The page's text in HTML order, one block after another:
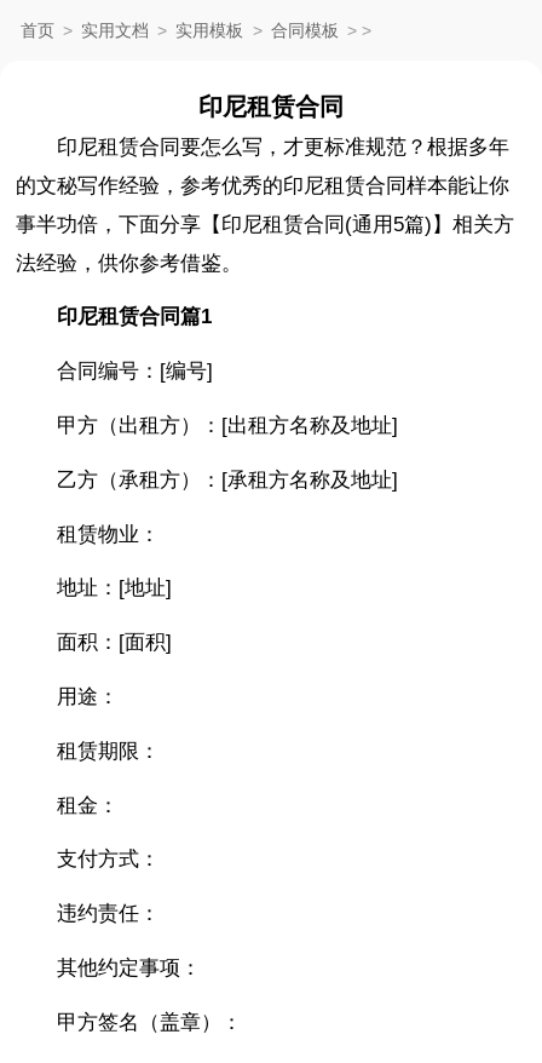
首页 > 实用文档 > 实用模板 > 合同模板 > >
印尼租赁合同
印尼租赁合同要怎么写，才更标准规范？根据多年
的文秘写作经验，参考优秀的印尼租赁合同样本能让你
事半功倍，下面分享【印尼租赁合同(通用5篇)】相关方
法经验，供你参考借鉴。
印尼租赁合同篇1
合同编号：[编号]
甲方（出租方）：[出租方名称及地址]
乙方（承租方）：[承租方名称及地址]
租赁物业：
地址：[地址]
面积：[面积]
用途：
租赁期限：
租金：
支付方式：
违约责任：
其他约定事项：
甲方签名（盖章）：